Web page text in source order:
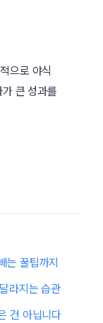
으로 야식
큰 성과를
는 꿀팁까지
라지는 습관
건 아닙니다